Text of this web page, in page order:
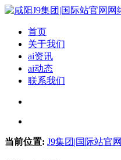
首页
关于我们
ai资讯
ai动态
联系我们
当前位置: J9集团|国际站官网